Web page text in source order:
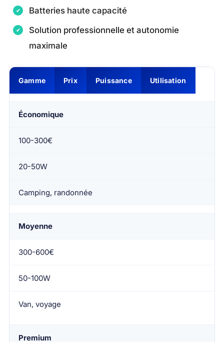
Batteries haute capacité
Solution professionnelle et autonomie
maximale
Gamme Prix Puissance Utilisation
Économique
100-300€
20-50W
Camping, randonnée
Moyenne
300-600€
50-100W
Van, voyage
Premium